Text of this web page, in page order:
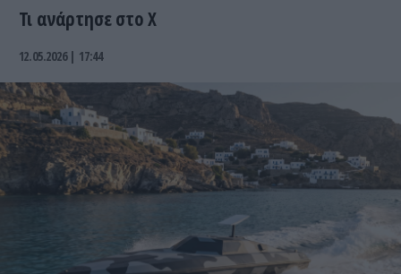
Τι ανάρτησε στο Χ
12.05.2026 | 17:44